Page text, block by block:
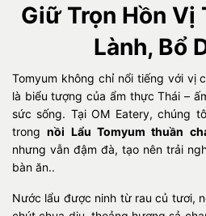
Giữ Trọn Hồn Vị
Lành, Bổ
Tomyum không chỉ nổi tiếng với vị
là biểu tượng của ẩm thực Thái –
sức sống. Tại OM Eatery, chúng
trongnồi Lẩu Tomyum thuần
nhưng vẫn đậm đà, tạo nên trải
bàn ăn..
Nước lẩu được ninh từ rau củ tươi,